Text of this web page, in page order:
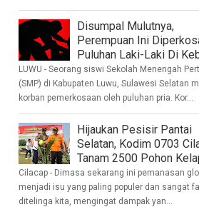
Disumpal Mulutnya,
Perempuan Ini
Puluhan Laki-Laki Di
LUWU - Seorang siswi Sekolah Menengah
(SMP) di Kabupaten Luwu, Sulawesi Selatan
korban pemerkosaan oleh puluhan pria. Kor...
Hijaukan Pesisir Pantai
Selatan, Kodim 0703
Tanam 2500 Pohon
Cilacap - Dimasa sekarang ini pemanasan
menjadi isu yang paling populer dan sangat
ditelinga kita, mengingat dampak yan...